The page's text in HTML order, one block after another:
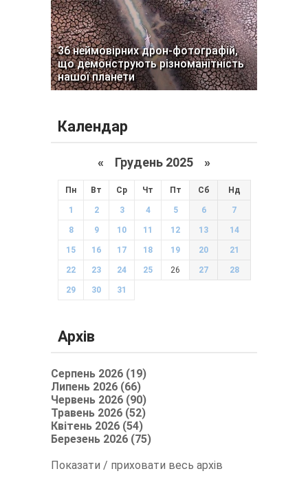
36 неймовірних дрон-фотографій,
що демонструють різноманітність
нашої планети
Календар
« Грудень 2025 »
Пн Вт Ср Чт Пт Сб Нд
1 2 3 4 5 6 7
8 9 10 11 12 13 14
15 16 17 18 19 20 21
22 23 24 25 26 27 28
29 30 31
Архів
Серпень 2026 (19)
Липень 2026 (66)
Червень 2026 (90)
Травень 2026 (52)
Квітень 2026 (54)
Березень 2026 (75)
Показати / приховати весь архів